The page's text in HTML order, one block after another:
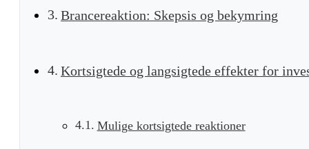
Brancereaktion: Skepsis og bekymring
Kortsigtede og langsigtede effekter for
Mulige kortsigtede reaktioner